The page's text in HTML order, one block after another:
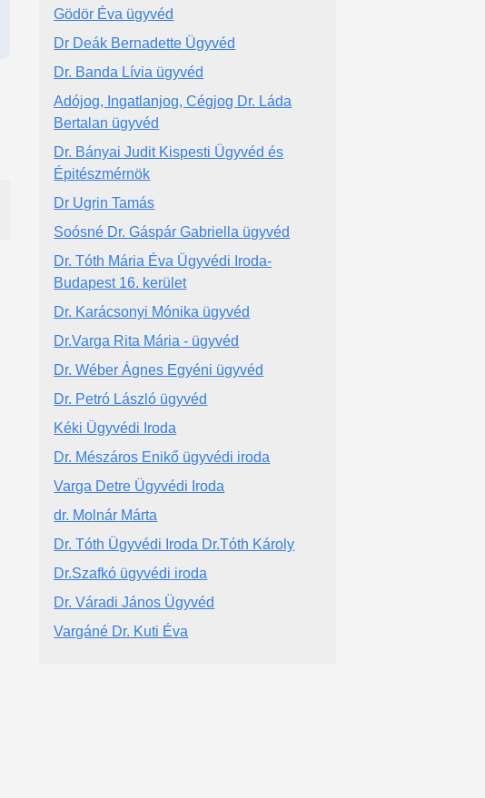
Gödör Éva ügyvéd
Dr Deák Bernadette Ügyvéd
Dr. Banda Lívia ügyvéd
Adójog, Ingatlanjog, Cégjog Dr. Láda
Bertalan ügyvéd
Dr. Bányai Judit Kispesti Ügyvéd és
Épitészmérnök
Dr Ugrin Tamás
Soósné Dr. Gáspár Gabriella ügyvéd
Dr. Tóth Mária Éva Ügyvédi Iroda-
Budapest 16. kerület
Dr. Karácsonyi Mónika ügyvéd
Dr.Varga Rita Mária - ügyvéd
Dr. Wéber Ágnes Egyéni ügyvéd
Dr. Petró László ügyvéd
Kéki Ügyvédi Iroda
Dr. Mészáros Enikő ügyvédi iroda
Varga Detre Ügyvédi Iroda
dr. Molnár Márta
Dr. Tóth Ügyvédi Iroda Dr.Tóth Károly
Dr.Szafkó ügyvédi iroda
Dr. Váradi János Ügyvéd
Vargáné Dr. Kuti Éva